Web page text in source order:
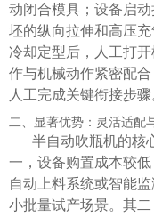
动闭合模具；设备启
坯的纵向拉伸和高压
冷却定型后，人工打
作与机械动作紧密配
人工完成关键衔接步骤
二、显著优势：灵活适配
半自动吹瓶机的核
一，设备购置成本较
自动上料系统或智能
小批量试产场景。其